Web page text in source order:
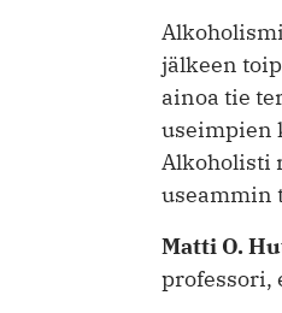
jälkeen
ainoa tie
useimpien
Alkoholisti
useammin
Matti O.
professori,